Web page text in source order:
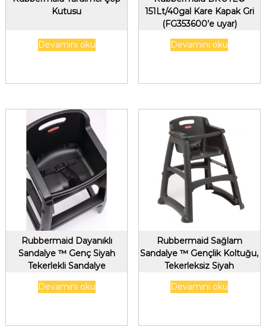
Kutusu
Devamını oku
151Lt/40gal Kare Kapak Gri
(FG353600’e uyar)
Devamını oku
Rubbermaid Dayanıklı
Sandalye ™ Genç Siyah
Tekerlekli Sandalye
Devamını oku
Rubbermaid Sağlam
Sandalye ™ Gençlik Koltuğu,
Tekerleksiz Siyah
Devamını oku